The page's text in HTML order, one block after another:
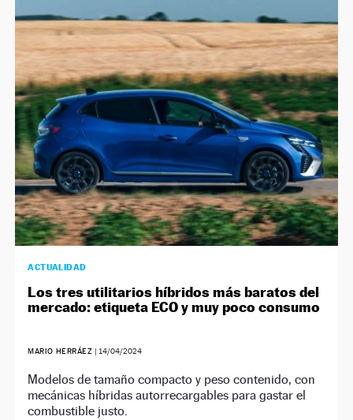
ACTUALIDAD
Los tres utilitarios híbridos más baratos del
mercado: etiqueta ECO y muy poco consumo
MARIO HERRÁEZ | 14/04/2024
Modelos de tamaño compacto y peso contenido, con
mecánicas híbridas autorrecargables para gastar el
combustible justo.